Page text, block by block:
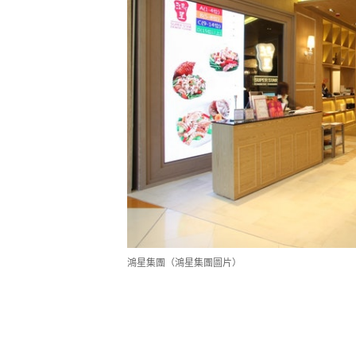
鴻星集團（鴻星集團圖片）